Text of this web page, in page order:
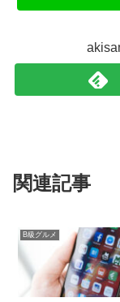
関連記事
B級グルメ